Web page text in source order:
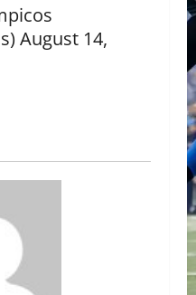
August 14,